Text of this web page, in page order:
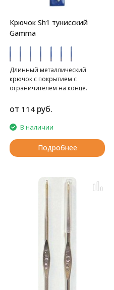
Крючок Sh1 тунисский
Gamma
Длинный металлический
крючок с покрытием с
ограничителем на конце.
от 114 руб.
В наличии
Подробнее